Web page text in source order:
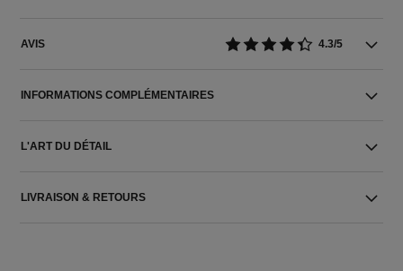
AVIS 4.3/5
INFORMATIONS COMPLÉMENTAIRES
L'ART DU DÉTAIL
LIVRAISON & RETOURS